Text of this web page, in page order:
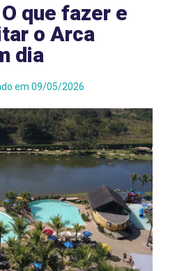
que fazer e
o Arca
dia
em 09/05/2026